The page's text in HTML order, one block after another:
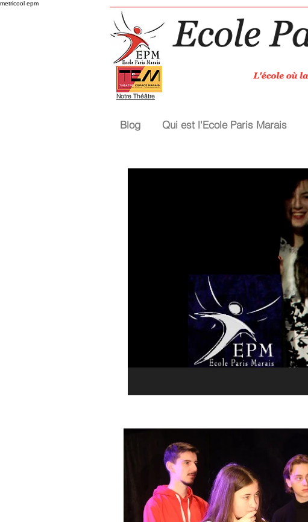
metricool epm
Notre Théâtre
Blog Qui est l'Ecole Paris Marais